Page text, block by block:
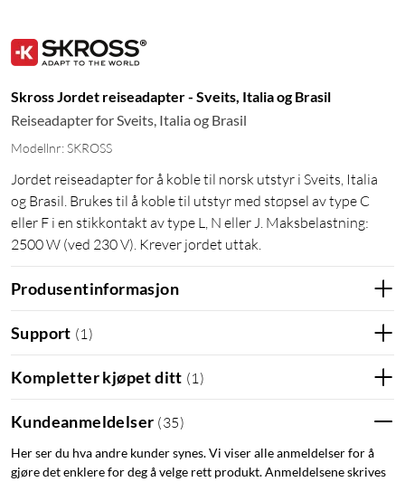
Skross Jordet reiseadapter - Sveits, Italia og Brasil
Reiseadapter for Sveits, Italia og Brasil
Modellnr: SKROSS
Jordet reiseadapter for å koble til norsk utstyr i Sveits, Italia
og Brasil. Brukes til å koble til utstyr med støpsel av type C
eller F i en stikkontakt av type L, N eller J. Maksbelastning:
2500 W (ved 230 V). Krever jordet uttak.
Produsentinformasjon
Support (1 )
Kompletter kjøpet ditt (1 )
Kundeanmeldelser (35)
Her ser du hva andre kunder synes. Vi viser alle anmeldelser for å
gjøre det enklere for deg å velge rett produkt. Anmeldelsene skrives